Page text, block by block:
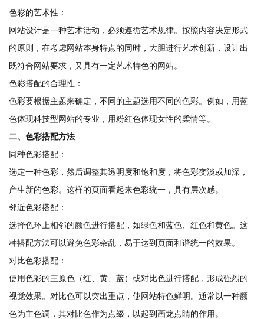
色彩的艺术性：
网站设计是一种艺术活动，必须遵循艺术规律。按照内容决定形式
的原则，在考虑网站本身特点的同时，大胆进行艺术创新，设计出
既符合网站要求，又具有一定艺术特色的网站。
色彩搭配的合理性：
色彩要根据主题来确定，不同的主题选用不同的色彩。例如，用蓝
色体现科技型网站的专业，用粉红色体现女性的柔情等。
二、色彩搭配方法
同种色彩搭配：
选定一种色彩，然后调整其透明度和饱和度，将色彩变淡或加深，
产生新的色彩。这样的页面看起来色彩统一，具有层次感。
邻近色彩搭配：
选择色环上相邻的颜色进行搭配，如绿色和蓝色、红色和黄色。这
种搭配方法可以避免色彩杂乱，易于达到页面和谐统一的效果。
对比色彩搭配：
使用色彩的三原色（红、黄、蓝）或对比色进行搭配，形成强烈的
视觉效果。对比色可以突出重点，使网站特色鲜明。通常以一种颜
色为主色调，其对比色作为点缀，以起到画龙点睛的作用。